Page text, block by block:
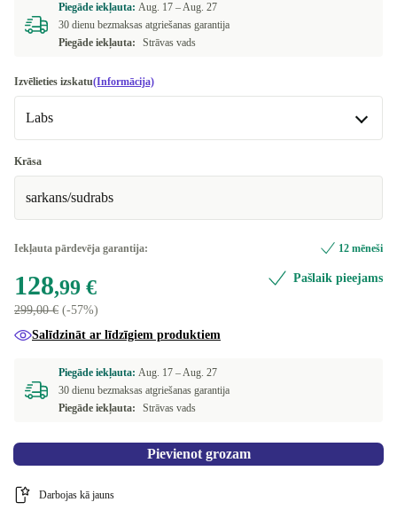
Piegāde iekļauta: Aug. 17 –Aug. 27
30 dienu bezmaksas atgriešanas garantija
Piegāde iekļauta:
Strāvas vads
Izvēlieties izskatu(Informācija)
Labs
Labs
Ļoti labs
+14,99 €
Premium +20,00 €
Krāsa
sarkans/sudrabs
Iekļauta pārdevēja garantija: 12 mēneši
128,99 €
299,00 € (-57%)
Pašlaik pieejams
Salīdzināt ar līdzīgiem produktiem
Piegāde iekļauta: Aug. 17 –Aug. 27
30 dienu bezmaksas atgriešanas garantija
Piegāde iekļauta:
Strāvas vads
Pievienot grozam
Darbojas kā jauns